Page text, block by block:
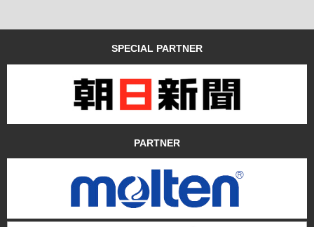
SPECIAL PARTNER
PARTNER